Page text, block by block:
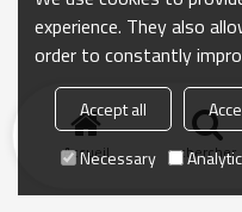
Accueil chercher
experience. They also
order to constantly
Accept all
Necessary